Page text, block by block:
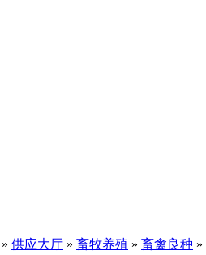
» 供应大厅 » 畜牧养殖 » 畜禽良种 »